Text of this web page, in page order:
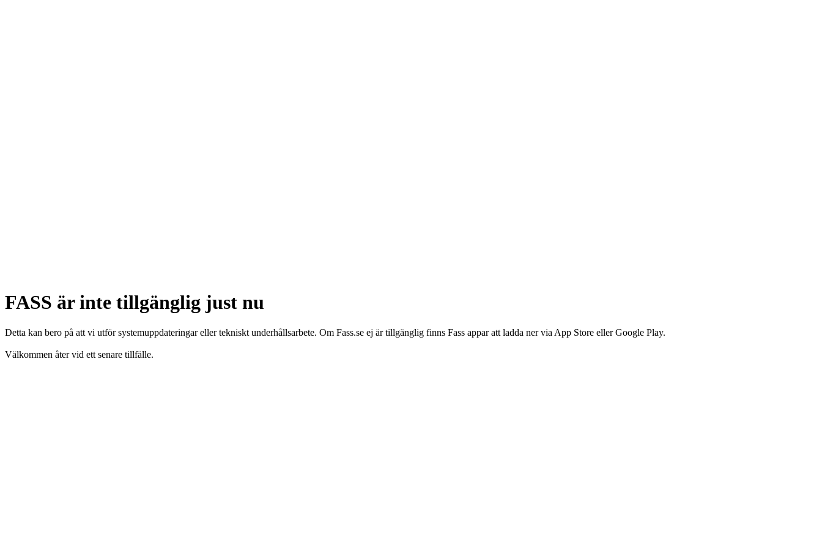
FASS är inte tillgänglig just nu
Detta kan bero på att vi utför systemuppdateringar eller tekniskt underhållsarbete. Om Fass.se ej är tillgänglig finns Fass appar att ladda ner via App Store eller Google Play.
Välkommen åter vid ett senare tillfälle.